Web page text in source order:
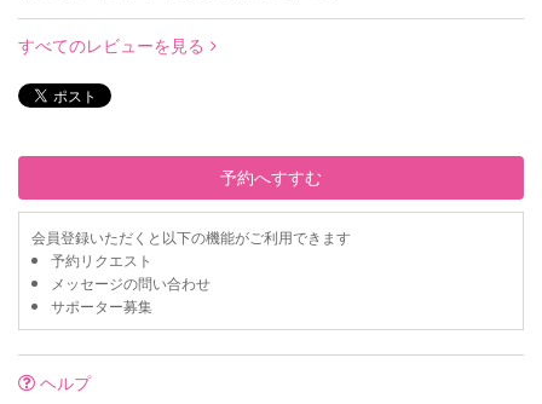
すべてのレビューを見る
予約へすすむ
会員登録いただくと以下の機能がご利用できます
予約リクエスト
メッセージの問い合わせ
サポーター募集
ヘルプ